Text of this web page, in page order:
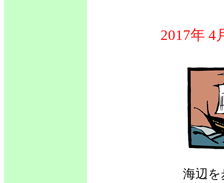
2017年 4
海辺